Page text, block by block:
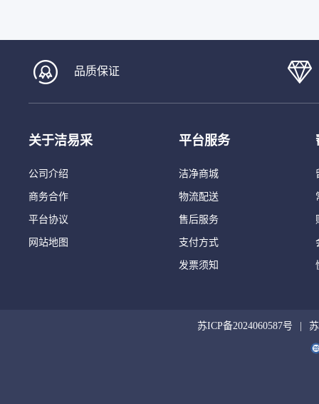
品质保证
关于洁易采
公司介绍
商务合作
平台协议
网站地图
平台服务
洁净商城
物流配送
售后服务
支付方式
发票须知
苏ICP备2024060587号